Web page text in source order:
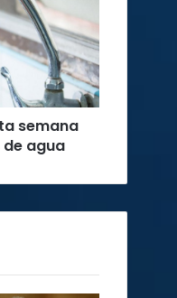
semana
agua